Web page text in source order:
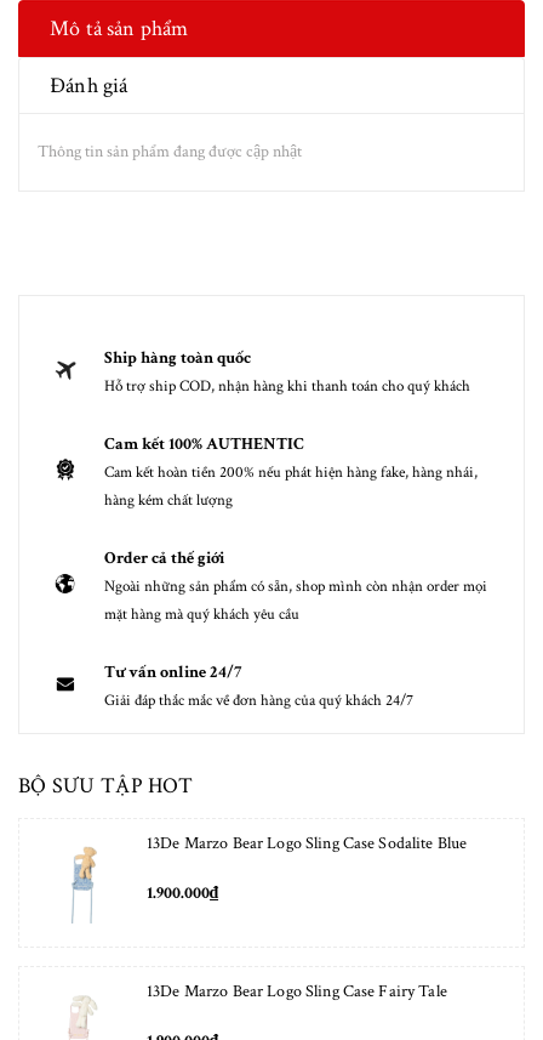
Mô tả sản phẩm
Đánh giá
Thông tin sản phẩm đang được cập nhật
Ship hàng toàn quốc
Hỗ trợ ship COD, nhận hàng khi thanh toán cho quý khách
Cam kết 100% AUTHENTIC
Cam kết hoàn tiền 200% nếu phát hiện hàng fake, hàng nhái,
hàng kém chất lượng
Order cả thế giới
Ngoài những sản phẩm có sẵn, shop mình còn nhận order mọi
mặt hàng mà quý khách yêu cầu
Tư vấn online 24/7
Giải đáp thắc mắc về đơn hàng của quý khách 24/7
BỘ SƯU TẬP HOT
13De Marzo Bear Logo Sling Case Sodalite Blue
1.900.000₫
13De Marzo Bear Logo Sling Case Fairy Tale